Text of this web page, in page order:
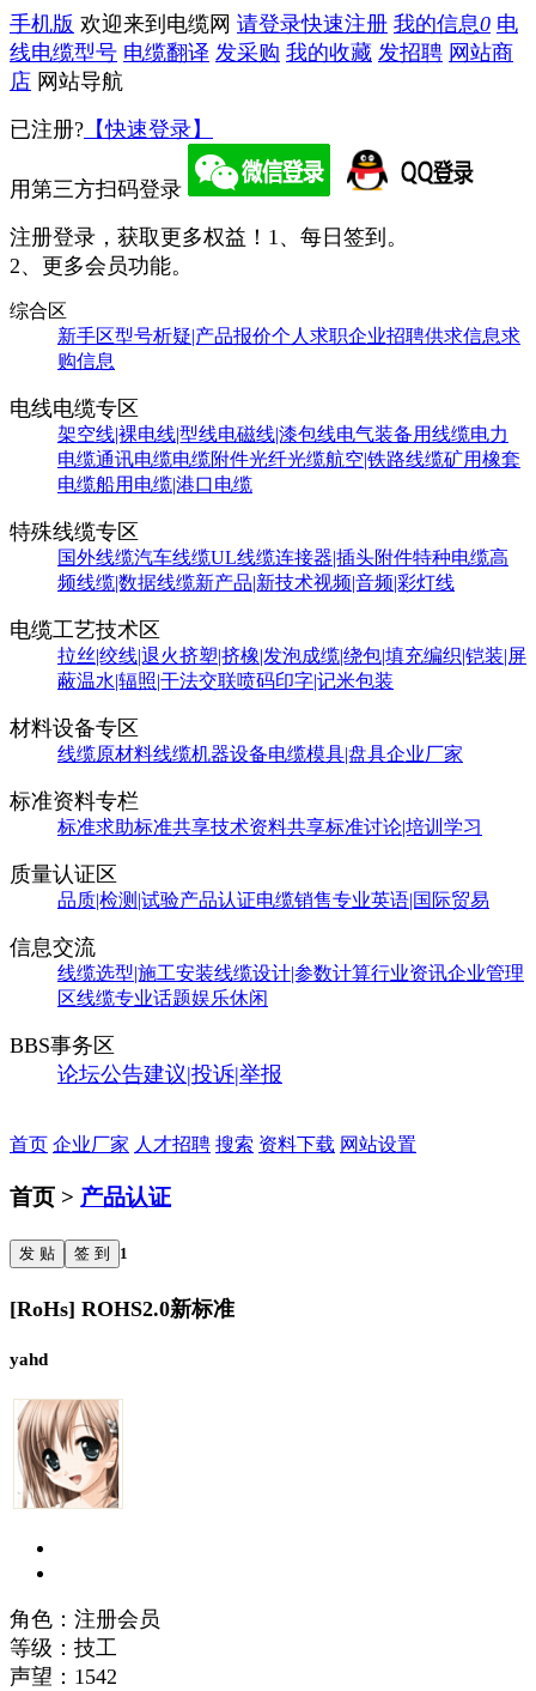
手机版 欢迎来到电缆网 请登录快速注册 我的信息0 电
线电缆型号 电缆翻译 发采购 我的收藏 发招聘 网站商
店 网站导航
已注册? 【快速登录】
用第三方扫码登录
注册登录，获取更多权益！ 1、每日签到。
2、更多会员功能。
综合区
新手区型号析疑|产品报价个人求职企业招聘供求信息求
购信息
电线电缆专区
架空线|裸电线|型线电磁线|漆包线电气装备用线缆电力
电缆通讯电缆电缆附件光纤光缆航空|铁路线缆矿用橡套
电缆船用电缆|港口电缆
特殊线缆专区
国外线缆汽车线缆UL线缆连接器|插头附件特种电缆高
频线缆|数据线缆新产品|新技术视频|音频|彩灯线
电缆工艺技术区
拉丝|绞线|退火挤塑|挤橡|发泡成缆|绕包|填充编织|铠装|屏
蔽温水|辐照|干法交联喷码印字|记米包装
材料设备专区
线缆原材料线缆机器设备电缆模具|盘具企业厂家
标准资料专栏
标准求助标准共享技术资料共享标准讨论|培训学习
质量认证区
品质|检测|试验产品认证电缆销售专业英语|国际贸易
信息交流
线缆选型|施工安装线缆设计|参数计算行业资讯企业管理
区线缆专业话题娱乐休闲
BBS事务区
论坛公告建议|投诉|举报
首页 企业厂家 人才招聘 搜索 资料下载 网站设置
首页 > 产品认证
发 贴 签 到 1
[RoHs] ROHS2.0新标准
yahd
角色：注册会员
等级：技工
声望： 1542